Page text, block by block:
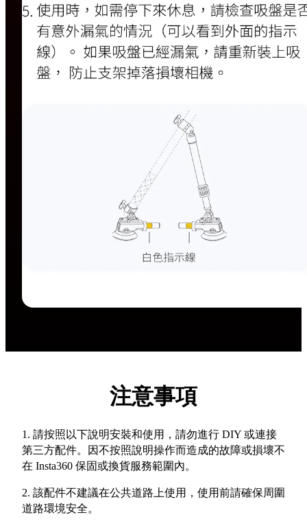
注意事項
1. 請按照以下說明安裝和使用，請勿進行 DIY 或連接
第三方配件。因不按照說明操作而造成的故障或損壞不
在 Insta360 保固或換貨服務範圍內。
2. 該配件不建議在公共道路上使用，使用前請確保周圍
道路環境安全。